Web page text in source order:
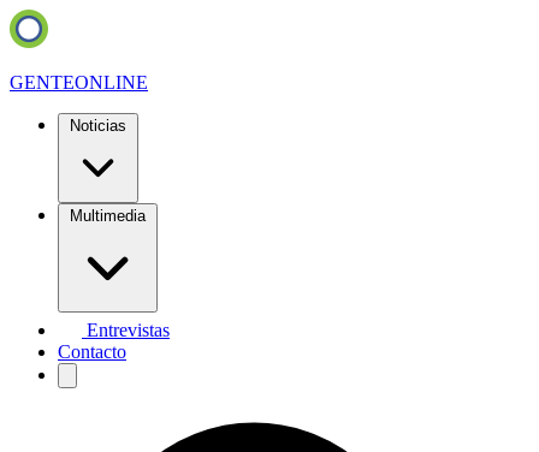
GENTEONLINE
Noticias
Multimedia
Entrevistas
Contacto